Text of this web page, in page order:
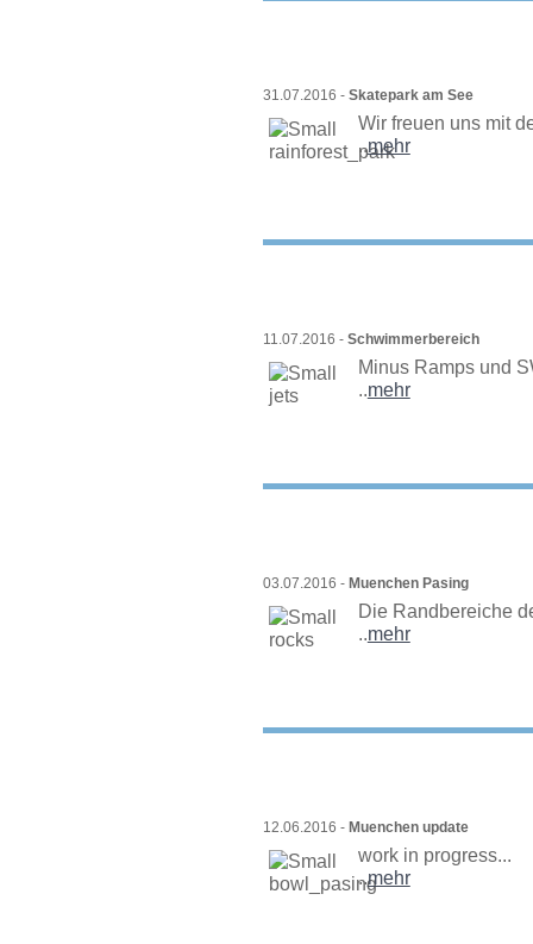
31.07.2016 - Skatepark am See
Wir freuen uns mit
..mehr
11.07.2016 - Schwimmerbereich
Minus Ramps und
..mehr
03.07.2016 - Muenchen Pasing
Die Randbereiche
..mehr
12.06.2016 - Muenchen update
work in progress...
..mehr